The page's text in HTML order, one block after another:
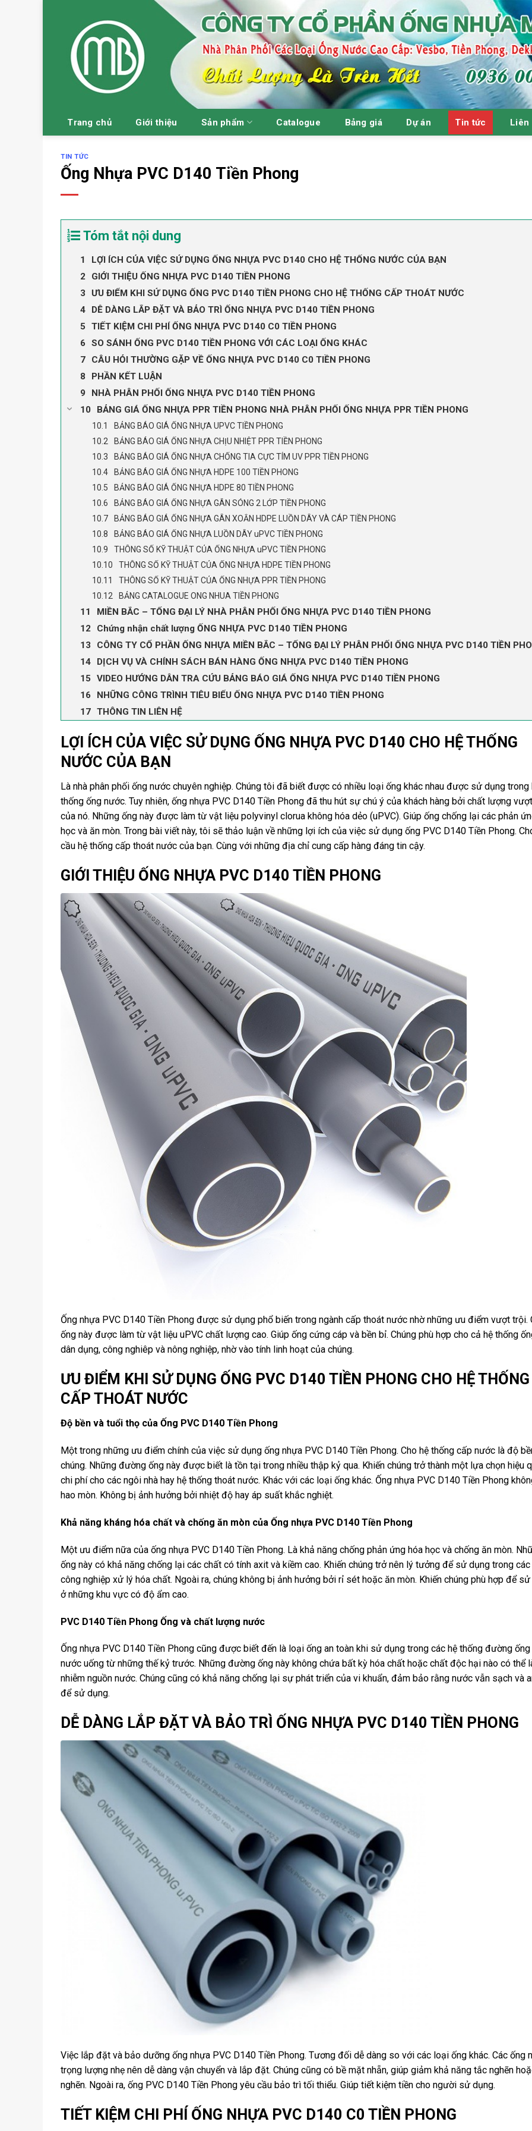
Trang chủ Giới thiệu Sản phẩm Catalogue Bảng giá Dự án Tin tức Liên
TIN TỨC
Ống Nhựa PVC D140 Tiền Phong
Tóm tắt nội dung
LỢI ÍCH CỦA VIỆC SỬ DỤNG ỐNG NHỰA PVC D140 CHO HỆ THỐNG NƯỚC CỦA BẠN
GIỚI THIỆU ỐNG NHỰA PVC D140 TIỀN PHONG
ƯU ĐIỂM KHI SỬ DỤNG ỐNG PVC D140 TIỀN PHONG CHO HỆ THỐNG CẤP THOÁT NƯỚC
DỄ DÀNG LẮP ĐẶT VÀ BẢO TRÌ ỐNG NHỰA PVC D140 TIỀN PHONG
TIẾT KIỆM CHI PHÍ ỐNG NHỰA PVC D140 C0 TIỀN PHONG
SO SÁNH ỐNG PVC D140 TIỀN PHONG VỚI CÁC LOẠI ỐNG KHÁC
CÂU HỎI THƯỜNG GẶP VỀ ỐNG NHỰA PVC D140 C0 TIỀN PHONG
PHẦN KẾT LUẬN
NHÀ PHÂN PHỐI ỐNG NHỰA PVC D140 TIỀN PHONG
BẢNG GIÁ ỐNG NHỰA PPR TIỀN PHONG NHÀ PHÂN PHỐI ỐNG NHỰA PPR TIỀN PHONG
BẢNG BÁO GIÁ ỐNG NHỰA UPVC TIỀN PHONG
BẢNG BÁO GIÁ ỐNG NHỰA CHỊU NHIỆT PPR TIỀN PHONG
BẢNG BÁO GIÁ ỐNG NHỰA CHỐNG TIA CỰC TÍM UV PPR TIỀN PHONG
BẢNG BÁO GIÁ ỐNG NHỰA HDPE 100 TIỀN PHONG
BẢNG BÁO GIÁ ỐNG NHỰA HDPE 80 TIỀN PHONG
BẢNG BÁO GIÁ ỐNG NHỰA GÂN SÓNG 2 LỚP TIỀN PHONG
BẢNG BÁO GIÁ ỐNG NHỰA GÂN XOẮN HDPE LUỒN DÂY VÀ CÁP TIỀN PHONG
BẢNG BÁO GIÁ ỐNG NHỰA LUỒN DÂY uPVC TIỀN PHONG
THÔNG SỐ KỸ THUẬT CỦA ỐNG NHỰA uPVC TIỀN PHONG
THÔNG SỐ KỸ THUẬT CỦA ỐNG NHỰA HDPE TIỀN PHONG
THÔNG SỐ KỸ THUẬT CỦA ỐNG NHỰA PPR TIỀN PHONG
BẢNG CATALOGUE ONG NHUA TIỀN PHONG
MIỀN BẮC – TỔNG ĐẠI LÝ NHÀ PHÂN PHỐI ỐNG NHỰA PVC D140 TIỀN PHONG
Chứng nhận chất lượng ỐNG NHỰA PVC D140 TIỀN PHONG
CÔNG TY CỔ PHẦN ỐNG NHỰA MIỀN BẮC – TỔNG ĐẠI LÝ PHÂN PHỐI ỐNG NHỰA PVC D140 TIỀN
DỊCH VỤ VÀ CHÍNH SÁCH BÁN HÀNG ỐNG NHỰA PVC D140 TIỀN PHONG
VIDEO HƯỚNG DẪN TRA CỨU BẢNG BÁO GIÁ ỐNG NHỰA PVC D140 TIỀN PHONG
NHỮNG CÔNG TRÌNH TIÊU BIỂU ỐNG NHỰA PVC D140 TIỀN PHONG
THÔNG TIN LIÊN HỆ
LỢI ÍCH CỦA VIỆC SỬ DỤNG ỐNG NHỰA PVC D140 CHO HỆ THỐNG
NƯỚC CỦA BẠN
Là nhà phân phối ống nước chuyên nghiệp. Chúng tôi đã biết được có nhiều loại ống khác nhau được sử dụng trong
thống ống nước. Tuy nhiên, ống nhựa PVC D140 Tiền Phong đã thu hút sự chú ý của khách hàng bởi chất lượng
của nó. Những ống này được làm từ vật liệu polyvinyl clorua không hóa dẻo (uPVC). Giúp ống chống lại các phản
học và ăn mòn. Trong bài viết này, tôi sẽ thảo luận về những lợi ích của việc sử dụng ống PVC D140 Tiền Phong.
cầu hệ thống cấp thoát nước của bạn. Cùng với những địa chỉ cung cấp hàng đáng tin cậy.
GIỚI THIỆU ỐNG NHỰA PVC D140 TIỀN PHONG
Ống nhựa PVC D140 Tiền Phong được sử dụng phổ biến trong ngành cấp thoát nước nhờ những ưu điểm vượt trội.
ống này được làm từ vật liệu uPVC chất lượng cao. Giúp ống cứng cáp và bền bỉ. Chúng phù hợp cho cả hệ thống
dân dụng, công nghiêp và nông nghiệp, nhờ vào tính linh hoạt của chúng.
ƯU ĐIỂM KHI SỬ DỤNG ỐNG PVC D140 TIỀN PHONG CHO HỆ THỐNG
CẤP THOÁT NƯỚC
Độ bền và tuổi thọ của Ống PVC D140 Tiền Phong
Một trong những ưu điểm chính của việc sử dụng ống nhựa PVC D140 Tiền Phong. Cho hệ thống cấp nước là độ
chúng. Những đường ống này được biết là tồn tại trong nhiều thập kỷ qua. Khiến chúng trở thành một lựa chọn hiệu
chi phí cho các ngôi nhà hay hệ thống thoát nước. Khác với các loại ống khác. Ống nhựa PVC D140 Tiền Phong
hao mòn. Không bị ảnh hưởng bởi nhiệt độ hay áp suất khắc nghiệt.
Khả năng kháng hóa chất và chống ăn mòn của Ống nhựa PVC D140 Tiền Phong
Một ưu điểm nữa của ống nhựa PVC D140 Tiền Phong. Là khả năng chống phản ứng hóa học và chống ăn mòn.
ống này có khả năng chống lại các chất có tính axit và kiềm cao. Khiến chúng trở nên lý tưởng để sử dụng trong các
công nghiệp xử lý hóa chất. Ngoài ra, chúng không bị ảnh hưởng bởi rỉ sét hoặc ăn mòn. Khiến chúng phù hợp để
ở những khu vực có độ ẩm cao.
PVC D140 Tiền Phong Ống và chất lượng nước
Ống nhựa PVC D140 Tiền Phong cũng được biết đến là loại ống an toàn khi sử dụng trong các hệ thống đường
nước uống từ những thế kỷ trước. Những đường ống này không chứa bất kỳ hóa chất hoặc chất độc hại nào có thể
nhiễm nguồn nước. Chúng cũng có khả năng chống lại sự phát triển của vi khuẩn, đảm bảo rằng nước vẫn sạch và
để sử dụng.
DỄ DÀNG LẮP ĐẶT VÀ BẢO TRÌ ỐNG NHỰA PVC D140 TIỀN PHONG
Việc lắp đặt và bảo dưỡng ống nhựa PVC D140 Tiền Phong. Tương đối dễ dàng so với các loại ống khác. Các ống
trọng lượng nhẹ nên dễ dàng vận chuyển và lắp đặt. Chúng cũng có bề mặt nhẵn, giúp giảm khả năng tắc nghẽn
nghẽn. Ngoài ra, ống PVC D140 Tiền Phong yêu cầu bảo trì tối thiểu. Giúp tiết kiệm tiền cho người sử dụng.
TIẾT KIỆM CHI PHÍ ỐNG NHỰA PVC D140 C0 TIỀN PHONG